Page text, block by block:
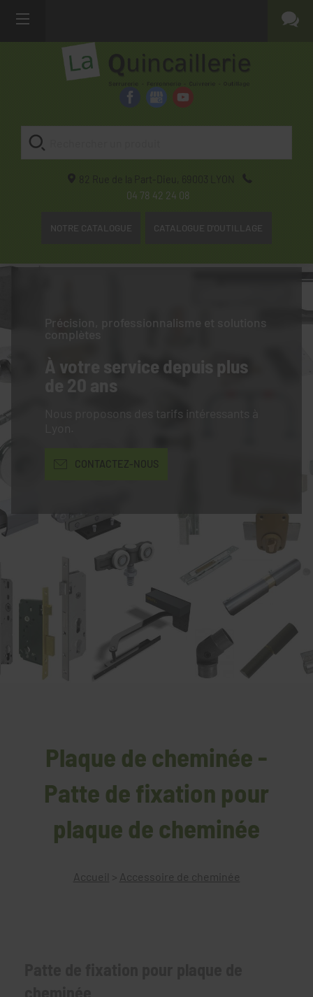
82 Rue de la Part-Dieu, 69003
LYON
04 78 42 24 08
NOTRE CATALOGUE CATALOGUE D'OUTILLAGE
Précision, professionnalisme et solutions
complètes
À votre service depuis plus
de 20 ans
Nous proposons des tarifs intéressants à
CONTACTEZ-NOUS
Plaque de cheminée -
Patte de fixation pour
plaque de cheminée
Accueil > Accessoire de cheminée